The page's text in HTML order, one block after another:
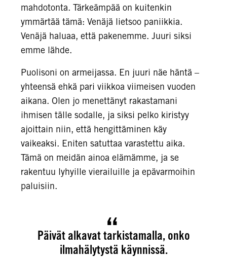
mahdotonta. Tärkeämpää on kuitenkin
ymmärtää tämä: Venäjä lietsoo paniikkia.
Venäjä haluaa, että pakenemme. Juuri siksi
emme lähde.
Puolisoni on armeijassa. En juuri näe häntä –
yhteensä ehkä pari viikkoa viimeisen vuoden
aikana. Olen jo menettänyt rakastamani
ihmisen tälle sodalle, ja siksi pelko kiristyy
ajoittain niin, että hengittäminen käy
vaikeaksi. Eniten satuttaa varastettu aika.
Tämä on meidän ainoa elämämme, ja se
rakentuu lyhyille vierailuille ja epävarmoihin
paluisiin.
Päivät alkavat tarkistamalla, onko
ilmahälytystä käynnissä.